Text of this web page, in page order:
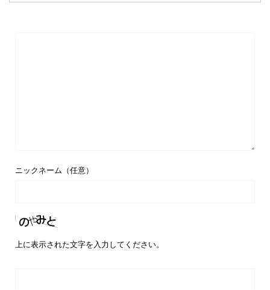
ニックネーム（任意）
上に表示された文字を入力してください。